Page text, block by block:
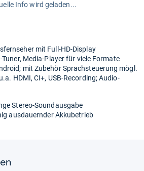
Info wird geladen...
mit Full-HD-Display
Media-Player für viele Formate
mit Zubehör Sprachsteuerung mögl.
HDMI, CI+, USB-Recording; Audio-
Stereo-Soundausgabe
ausdauernder Akkubetrieb